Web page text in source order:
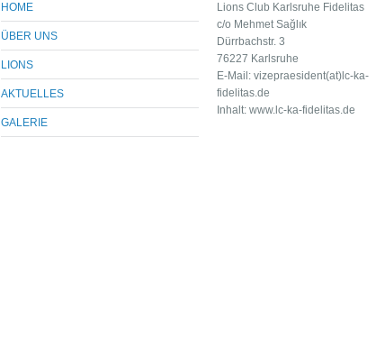
HOME
ÜBER UNS
LIONS
AKTUELLES
GALERIE
Lions Club Karlsruhe Fidelitas
c/o Mehmet Sağlık
Dürrbachstr. 3
76227 Karlsruhe
E-Mail: vizepraesident(at)lc-ka-
fidelitas.de
Inhalt: www.lc-ka-fidelitas.de